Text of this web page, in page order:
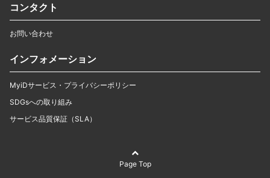
コンタクト
お問い合わせ
インフォメーション
MyiDサービス・プライバシーポリシー
SDGsへの取り組み
サービス品質保証（SLA）
Page Top